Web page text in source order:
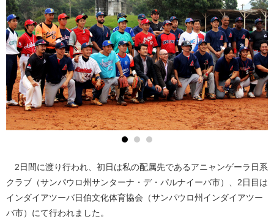
2日間に渡り行われ、初日は私の配属先であるアニャンゲーラ日系
クラブ（サンパウロ州サンターナ・デ・パルナイーバ市）、2日目は
インダイアツーバ日伯文化体育協会（サンパウロ州インダイアツー
バ市）にて行われました。